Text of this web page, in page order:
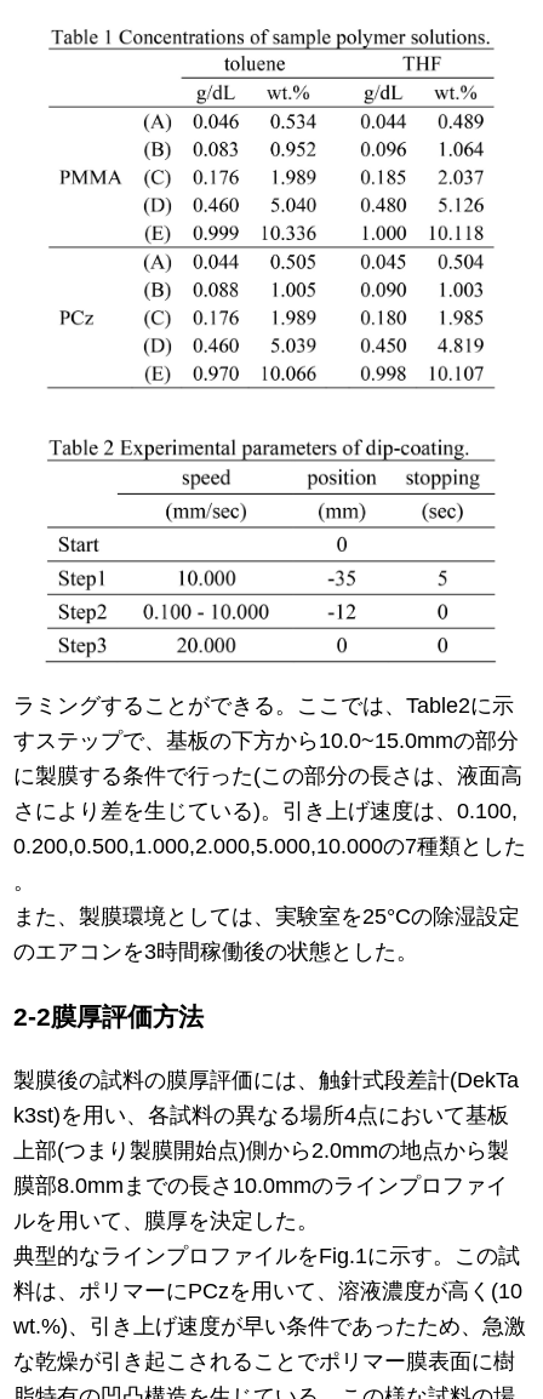
ラミングすることができる。ここでは、Table2に示
すステップで、基板の下方から10.0~15.0mmの部分
に製膜する条件で行った(この部分の長さは、液面高
さにより差を生じている)。引き上げ速度は、0.100,
0.200,0.500,1.000,2.000,5.000,10.000の7種類とした
。
また、製膜環境としては、実験室を25°Cの除湿設定
のエアコンを3時間稼働後の状態とした。
2-2膜厚評価方法
製膜後の試料の膜厚評価には、触針式段差計(DekTa
k3st)を用い、各試料の異なる場所4点において基板
上部(つまり製膜開始点)側から2.0mmの地点から製
膜部8.0mmまでの長さ10.0mmのラインプロファイ
ルを用いて、膜厚を決定した。
典型的なラインプロファイルをFig.1に示す。この試
料は、ポリマーにPCzを用いて、溶液濃度が高く(10
wt.%)、引き上げ速度が早い条件であったため、急激
な乾燥が引き起こされることでポリマー膜表面に樹